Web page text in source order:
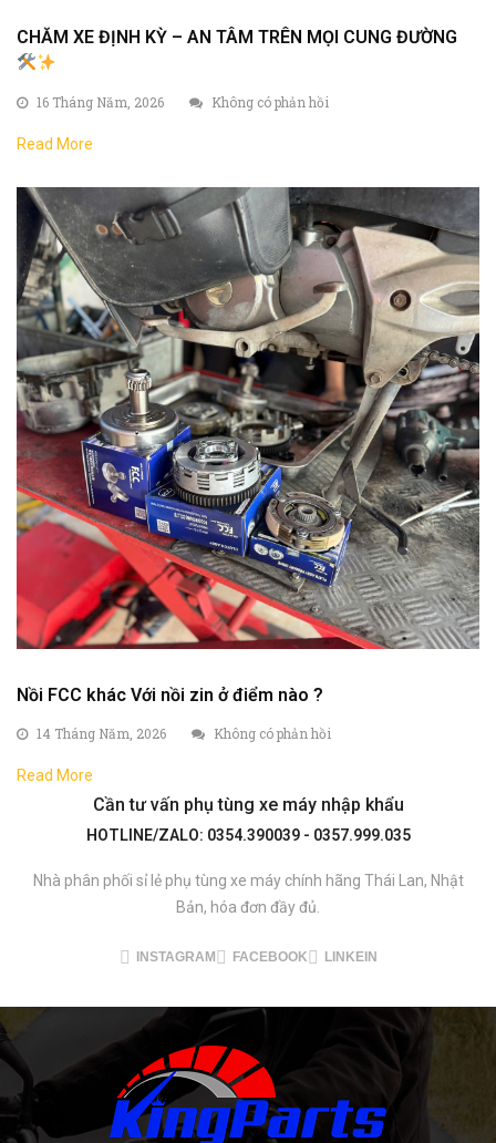
CHĂM XE ĐỊNH KỲ – AN TÂM TRÊN MỌI CUNG ĐƯỜNG
16 Tháng Năm, 2026 Không có phản hồi
Read More
Nồi FCC khác Với nồi zin ở điểm nào ?
14 Tháng Năm, 2026 Không có phản hồi
Read More
Cần tư vấn phụ tùng xe máy nhập khẩu
HOTLINE/ZALO: 0354.390039 - 0357.999.035
Nhà phân phối sỉ lẻ phụ tùng xe máy chính hãng Thái Lan, Nhật
Bản, hóa đơn đầy đủ.
INSTAGRAM FACEBOOK LINKEIN